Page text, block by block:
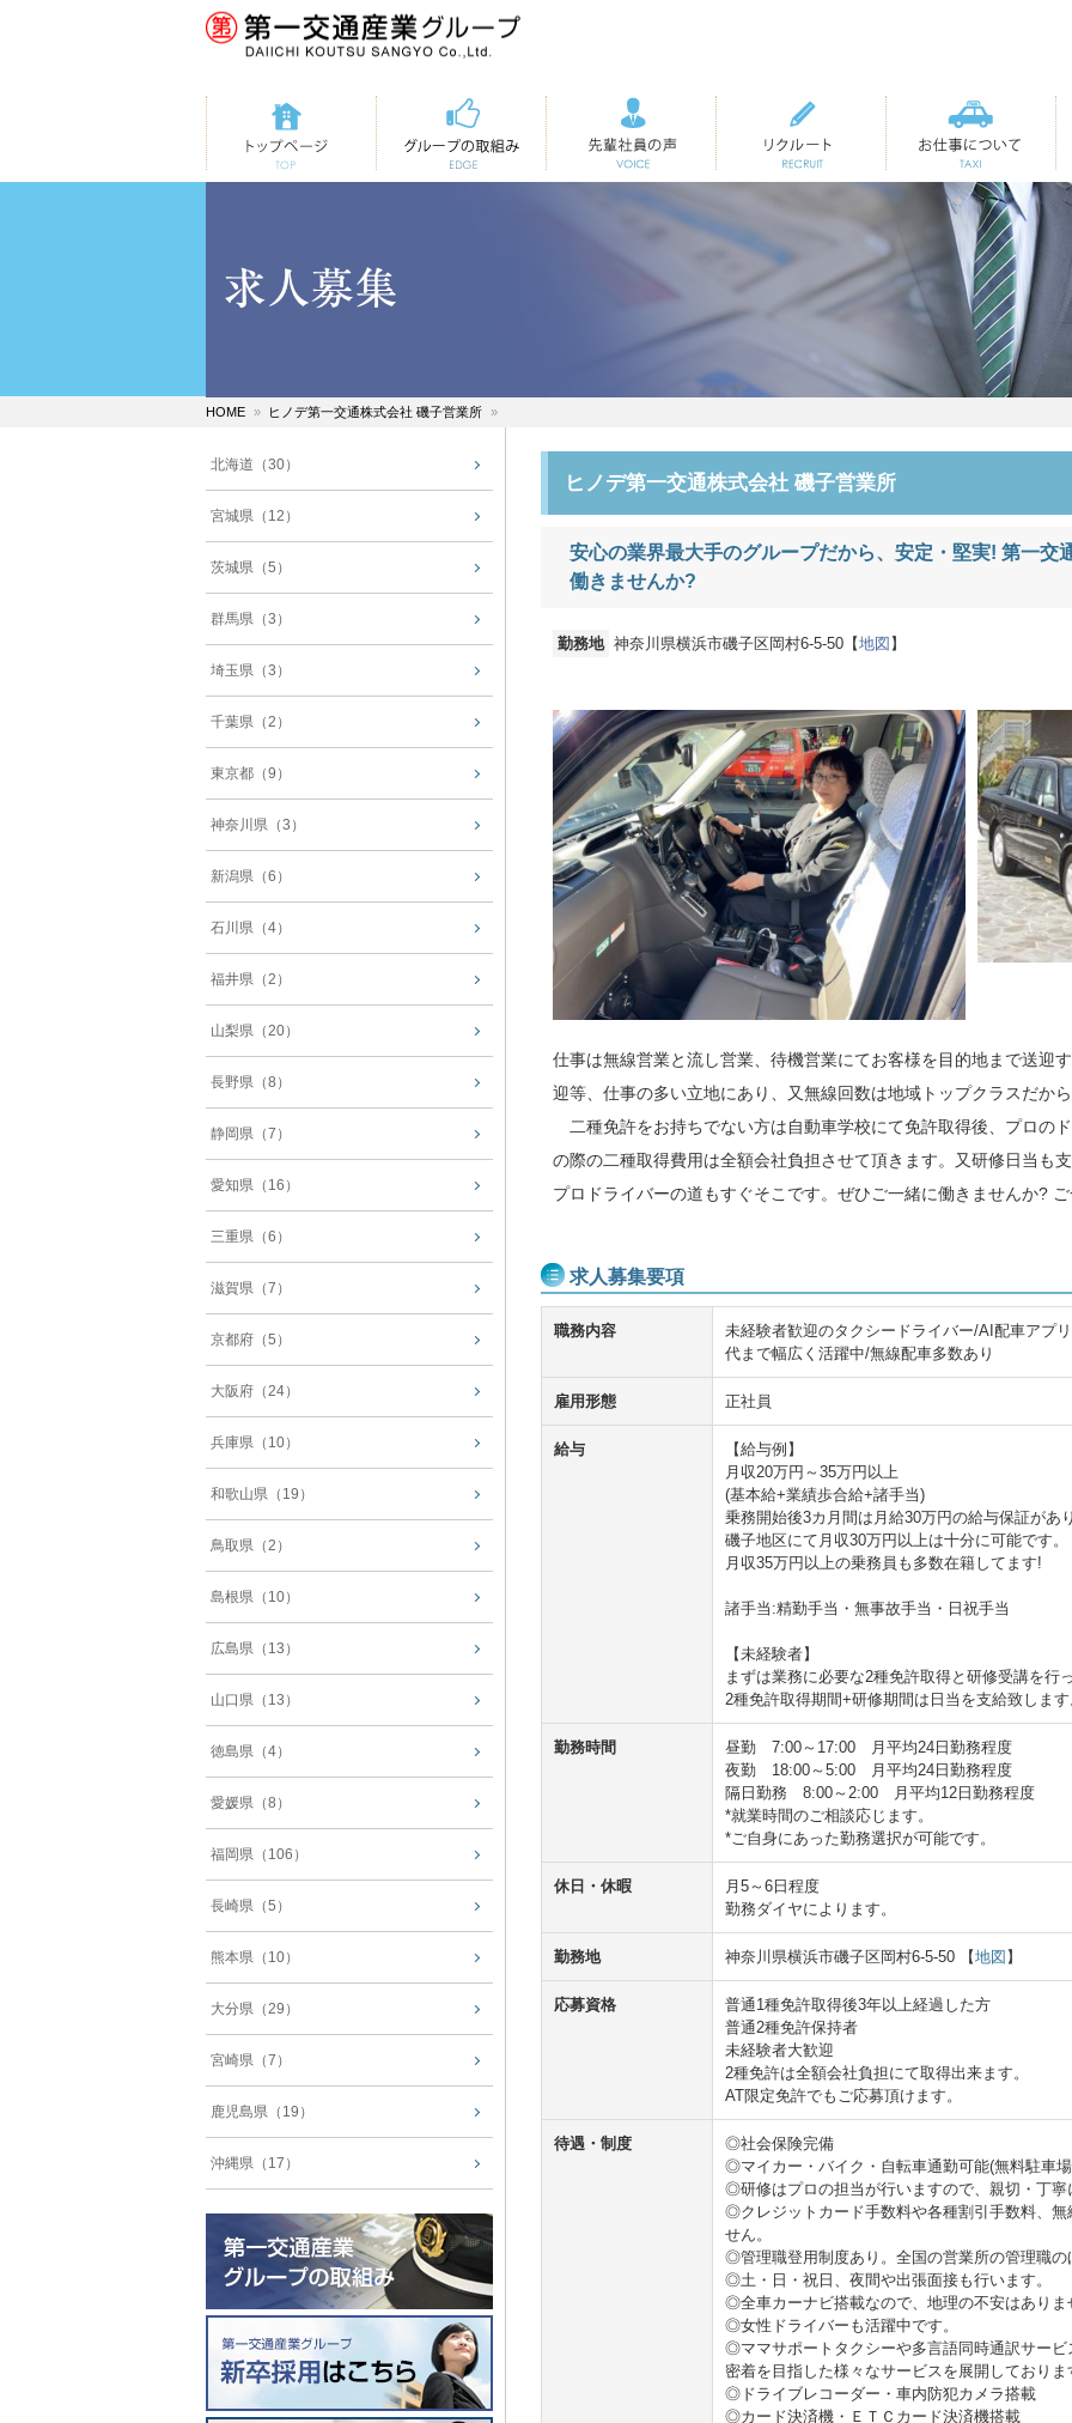
トップページ 第一交通の取組み 先輩社員の声 リクルート お仕事について
HOME ヒノデ第一交通株式会社 磯子営業所
ヒノデ第一交通株式会社 磯子営業所
安心の業界最大手のグループだから、安定・堅実! 第一交
働きませんか?
勤務地 神奈川県横浜市磯子区岡村6-5-50【地図 】
仕事は無線営業と流し営業、待機営業にてお客様を目的地まで送迎
迎等、仕事の多い立地にあり、又無線回数は地域トップクラスだか
二種免許をお持ちでない方は自動車学校にて免許取得後、プロの
の際の二種取得費用は全額会社負担させて頂きます。又研修日当も支
プロドライバーの道もすぐそこです。ぜひご一緒に働きませんか?
求人募集要項
職務内容
未経験者歓迎のタクシードライバー/AI配車アプ
代まで幅広く活躍中/無線配車多数あり
雇用形態 正社員
給与
【給与例】
月収20万円～35万円以上
(基本給+業績歩合給+諸手当)
乗務開始後3カ月間は月給30万円の給与保証があ
磯子地区にて月収30万円以上は十分に可能です。
月収35万円以上の乗務員も多数在籍してます!
諸手当:精勤手当・無事故手当・日祝手当
【未経験者】
まずは業務に必要な2種免許取得と研修受講を行
2種免許取得期間+研修期間は日当を支給致します
勤務時間
昼勤 7:00～17:00 月平均24日勤務程度
夜勤 18:00～5:00 月平均24日勤務程度
隔日勤務 8:00～2:00 月平均12日勤務程度
*就業時間のご相談応じます。
*ご自身にあった勤務選択が可能です。
休日・休暇
月5～6日程度
勤務ダイヤによります。
勤務地 神奈川県横浜市磯子区岡村6-5-50 【地図 】
応募資格
普通1種免許取得後3年以上経過した方
普通2種免許保持者
未経験者大歓迎
2種免許は全額会社負担にて取得出来ます。
AT限定免許でもご応募頂けます。
待遇・制度
◎社会保険完備
◎マイカー・バイク・自転車通勤可能(無料駐車
◎研修はプロの担当が行いますので、親切・丁寧
◎クレジットカード手数料や各種割引手数料、
せん。
◎管理職登用制度あり。全国の営業所の管理職の
◎土・日・祝日、夜間や出張面接も行います。
◎全車カーナビ搭載なので、地理の不安はありま
◎女性ドライバーも活躍中です。
◎ママサポートタクシーや多言語同時通訳サー
密着を目指した様々なサービスを展開しておりま
◎ドライブレコーダー・車内防犯カメラ搭載
◎カード決済機・ＥＴＣカード決済機搭載
北海道（30）
宮城県（12）
茨城県（5）
群馬県（3）
埼玉県（3）
千葉県（2）
東京都（9）
神奈川県（3）
新潟県（6）
石川県（4）
福井県（2）
山梨県（20）
長野県（8）
静岡県（7）
愛知県（16）
三重県（6）
滋賀県（7）
京都府（5）
大阪府（24）
兵庫県（10）
和歌山県（19）
鳥取県（2）
島根県（10）
広島県（13）
山口県（13）
徳島県（4）
愛媛県（8）
福岡県（106）
長崎県（5）
熊本県（10）
大分県（29）
宮崎県（7）
鹿児島県（19）
沖縄県（17）